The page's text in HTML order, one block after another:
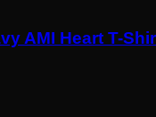
AMI Heart T-